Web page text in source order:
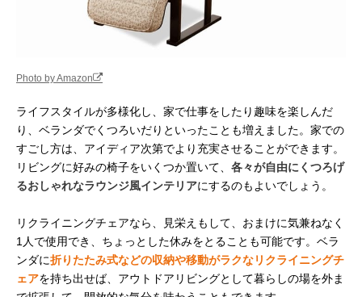
Photo by Amazon
ライフスタイルが多様化し、家で仕事をしたり趣味を楽しんだ
り、ベランダでくつろいだりといったことも増えました。家での
すごし方は、アイディア次第でより充実させることができます。
リビングに好みの椅子をいくつか置いて、 各々が自由にくつろげ
るおしゃれなラウンジ風インテリアにするのもよいでしょう。
リクライニングチェアなら、見栄えもして、おまけに気兼ねなく
1人で使用でき、ちょっとした休みをとることも可能です。ベラ
ンダに折りたたみ式などの収納や移動がラクなリクライニングチ
ェアを持ち出せば、アウトドアリビングとして暮らしの場を外ま